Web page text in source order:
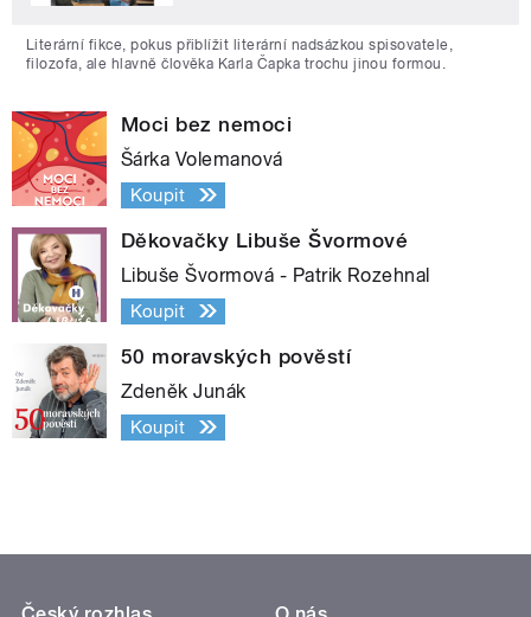
Literární fikce, pokus přiblížit literární nadsázkou spisovatele,
filozofa, ale hlavně člověka Karla Čapka trochu jinou formou.
Moci bez nemoci
Šárka Volemanová
Koupit
Děkovačky Libuše Švormové
Libuše Švormová - Patrik Rozehnal
Koupit
50 moravských pověstí
Zdeněk Junák
Koupit